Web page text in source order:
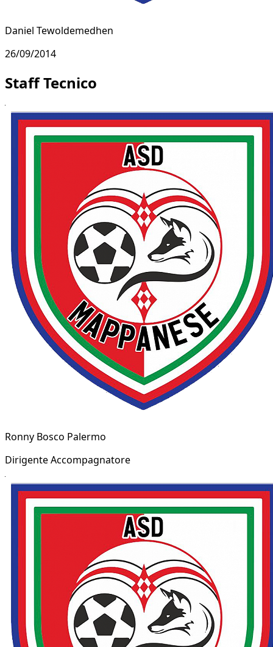
Daniel Tewoldemedhen
26/09/2014
Staff Tecnico
Ronny Bosco Palermo
Dirigente Accompagnatore